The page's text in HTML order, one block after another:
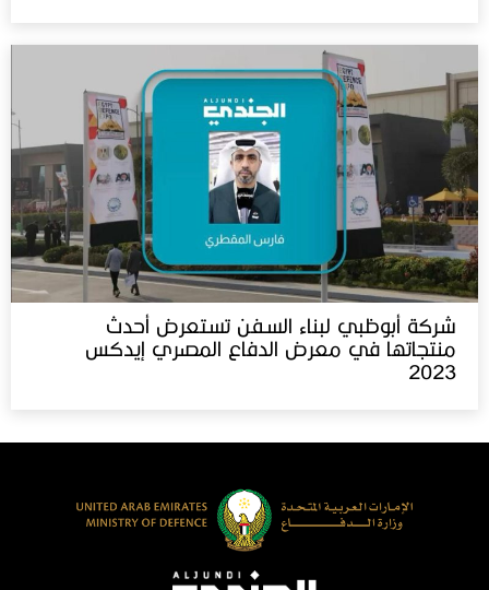
شركة أبوظبي لبناء السفن تستعرض أحدث
منتجاتها في معرض الدفاع المصري إيدكس‬⁩
2023